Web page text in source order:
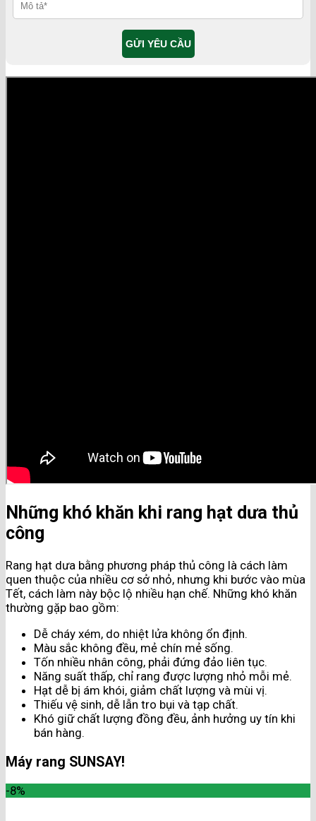
Những khó khăn khi rang hạt dưa thủ
công
Rang hạt dưa bằng phương pháp thủ công là cách làm
quen thuộc của nhiều cơ sở nhỏ, nhưng khi bước vào mùa
Tết, cách làm này bộc lộ nhiều hạn chế. Những khó khăn
thường gặp bao gồm:
Dễ cháy xém, do nhiệt lửa không ổn định.
Màu sắc không đều, mẻ chín mẻ sống.
Tốn nhiều nhân công, phải đứng đảo liên tục.
Năng suất thấp, chỉ rang được lượng nhỏ mỗi mẻ.
Hạt dễ bị ám khói, giảm chất lượng và mùi vị.
Thiếu vệ sinh, dễ lẫn tro bụi và tạp chất.
Khó giữ chất lượng đồng đều, ảnh hưởng uy tín khi
bán hàng.
Máy rang SUNSAY!
-8%